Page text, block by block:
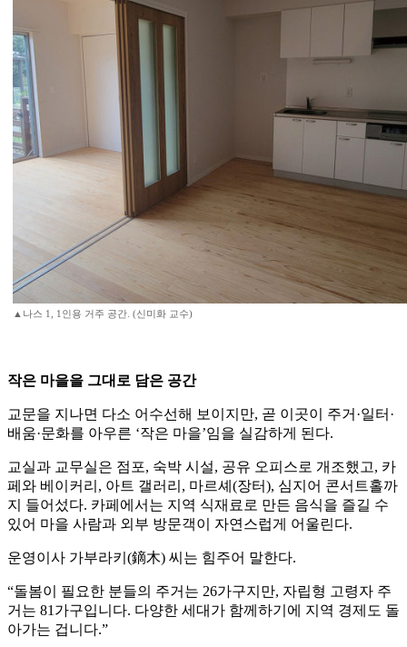
▲나스 1, 1인용 거주 공간. (신미화 교수)
작은 마을을 그대로 담은 공간
교문을 지나면 다소 어수선해 보이지만, 곧 이곳이 주거·일터·
배움·문화를 아우른 ‘작은 마을’임을 실감하게 된다.
교실과 교무실은 점포, 숙박 시설, 공유 오피스로 개조했고, 카
페와 베이커리, 아트 갤러리, 마르셰(장터), 심지어 콘서트홀까
지 들어섰다. 카페에서는 지역 식재료로 만든 음식을 즐길 수
있어 마을 사람과 외부 방문객이 자연스럽게 어울린다.
운영이사 가부라키(鏑木) 씨는 힘주어 말한다.
“돌봄이 필요한 분들의 주거는 26가구지만, 자립형 고령자 주
거는 81가구입니다. 다양한 세대가 함께하기에 지역 경제도 돌
아가는 겁니다.”